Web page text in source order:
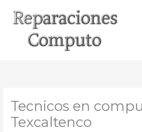
contenido
Tecnicos en
Texcaltenco